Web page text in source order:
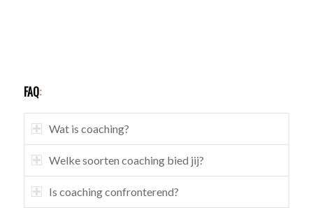
FAQ:
Wat is coaching?
Welke soorten coaching bied jij?
Is coaching confronterend?